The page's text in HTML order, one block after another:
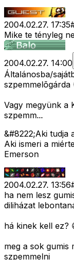
2004.02.27. 17:35
Mike te tényleg
2004.02.27. 14:00
Általánosba/
szpemmelõgárda
Vagy megyünk a
szpemm...
&#8222;Aki tudja
Aki ismeri a
Emerson
2004.02.27. 13:56
ha nem lesz
diliházat
há kinek kell ez?
meg a sok gumis
szpemmelni